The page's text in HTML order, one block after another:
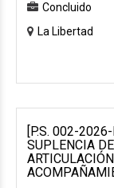
Concluido
La Libertad
[P.S. 002-
SUPLENCIA